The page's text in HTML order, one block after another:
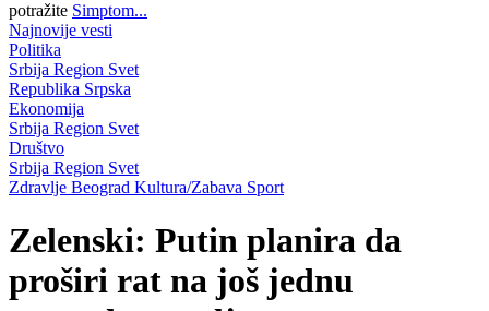
potražite Simptom...
Najnovije vesti
Politika
Srbija Region Svet
Republika Srpska
Ekonomija
Srbija Region Svet
Društvo
Srbija Region Svet
Zdravlje Beograd Kultura/Zabava Sport
Zelenski: Putin planira da
proširi rat na još jednu